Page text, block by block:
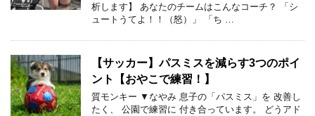
析します】 あなたのチームはこんなコーチ？ 「シ
ュートうてよ！！（怒）」 「ち …
【サッカー】パスミスを減らす3つのポイ
ント【おやこで練習！】
質モンキー ▼なやみ 息子の「パスミス」を 改善し
たく、 公園で練習に 付き合っています。 どうアド